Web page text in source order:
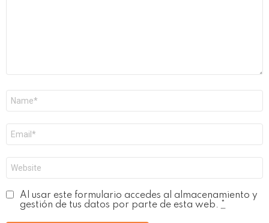
electrónico
*
Al usar este formulario accedes al almacenamiento y
gestión de tus datos por parte de esta web.